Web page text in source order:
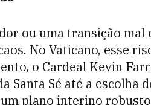
ou uma transição mal
No Vaticano, esse
o Cardeal Kevin
Santa Sé até a escolha
plano interino